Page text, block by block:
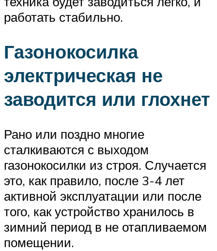
работать стабильно.
Газонокосилка
электрическая не
заводится или глохнет
Рано или поздно многие
сталкиваются с выходом
газонокосилки из строя. Случается
это, как правило, после 3-4 лет
активной эксплуатации или после
того, как устройство хранилось в
зимний период в не отапливаемом
помещении.